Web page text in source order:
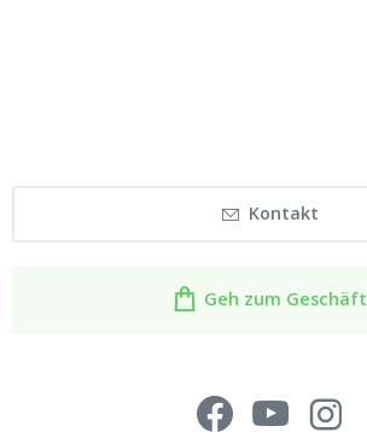
Kontakt
Geh zum Geschäft